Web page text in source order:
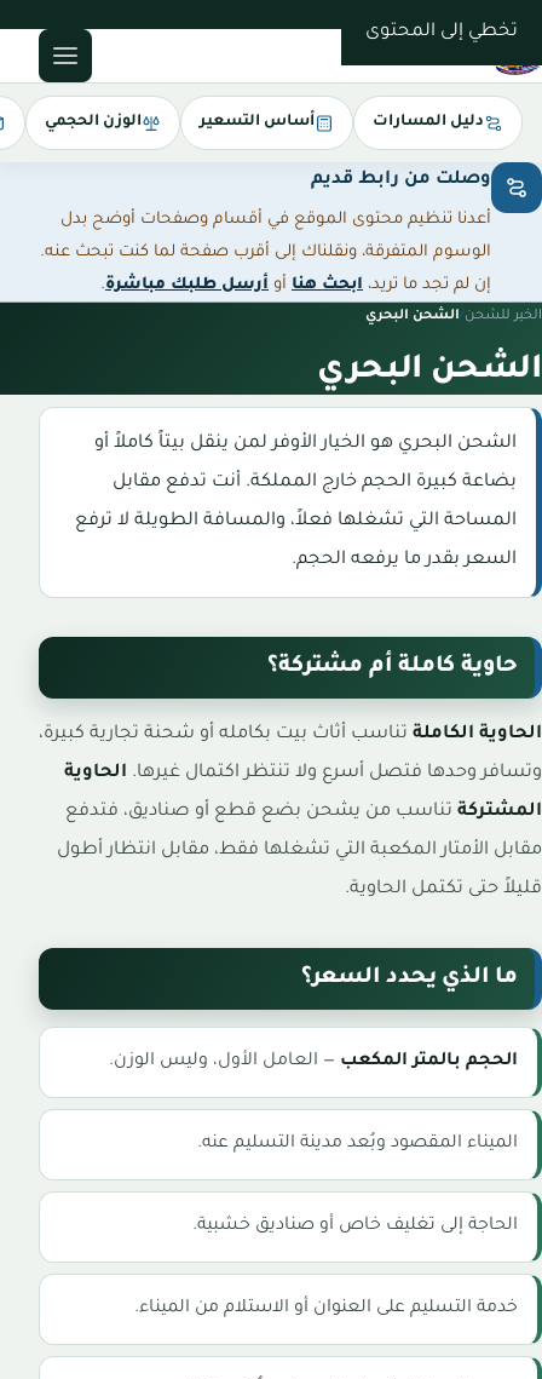
تخطي إلى المحتوى
دليل المسارات أساس التسعير الوزن الحجمي
وصلت من رابط قديم
أعدنا تنظيم محتوى الموقع في أقسام وصفحات أوضح بدل
الوسوم المتفرقة، ونقلناك إلى أقرب صفحة لما كنت تبحث عنه.
إن لم تجد ما تريد، ابحث هنا أو أرسل طلبك مباشرة.
الخير للشحن/الشحن البحري
الشحن البحري
الشحن البحري هو الخيار الأوفر لمن ينقل بيتاً كاملاً أو
بضاعة كبيرة الحجم خارج المملكة. أنت تدفع مقابل
المساحة التي تشغلها فعلاً، والمسافة الطويلة لا ترفع
السعر بقدر ما يرفعه الحجم.
حاوية كاملة أم مشتركة؟
الحاوية الكاملة تناسب أثاث بيت بكامله أو شحنة تجارية كبيرة،
وتسافر وحدها فتصل أسرع ولا تنتظر اكتمال غيرها. الحاوية
المشتركة تناسب من يشحن بضع قطع أو صناديق، فتدفع
مقابل الأمتار المكعبة التي تشغلها فقط، مقابل انتظار أطول
قليلاً حتى تكتمل الحاوية.
ما الذي يحدد السعر؟
الحجم بالمتر المكعب — العامل الأول، وليس الوزن.
الميناء المقصود وبُعد مدينة التسليم عنه.
الحاجة إلى تغليف خاص أو صناديق خشبية.
خدمة التسليم على العنوان أو الاستلام من الميناء.